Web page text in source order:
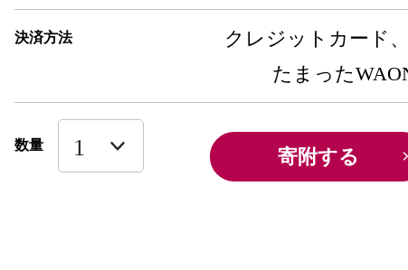
決済方法
クレジットカード
たまった
数量 寄附する